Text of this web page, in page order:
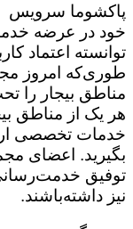
پاکشوما سرویس
خود در عرضه
توانسته اعتماد
طوری‌که امروز
مناطق بیجار را
هر یک از مناطق
خدمات تخصصی
بگیرید. اعضای
توفیق
نیز داشته‌باشند.